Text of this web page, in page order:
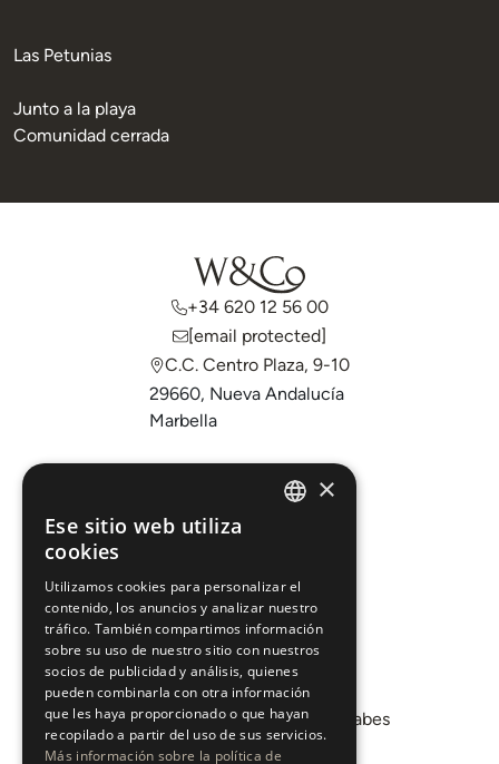
Las Petunias
Junto a la playa
Comunidad cerrada
+34 620 12 56 00
[email protected]
C.C. Centro Plaza, 9-10
29660, Nueva Andalucía
Marbella
Sobre nosotros
Áreas
Promociones
Departamento de Mercados Árabes
Blog
×
Ese sitio web utiliza
cookies
Utilizamos cookies para personalizar el
contenido, los anuncios y analizar nuestro
tráfico. También compartimos información
sobre su uso de nuestro sitio con nuestros
socios de publicidad y análisis, quienes
pueden combinarla con otra información
que les haya proporcionado o que hayan
recopilado a partir del uso de sus servicios.
Más información sobre la política de